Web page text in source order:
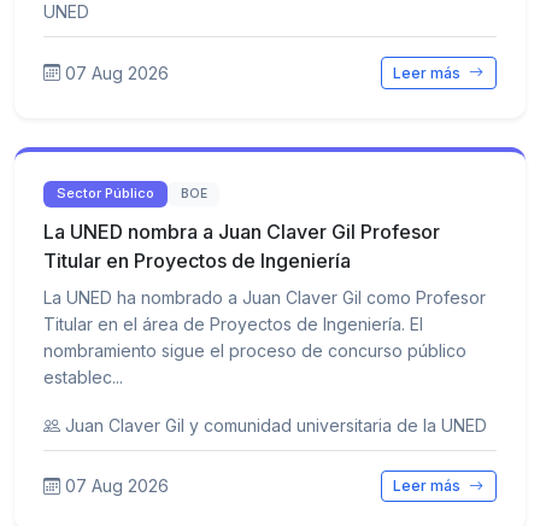
UNED
07 Aug 2026 Leer más
Sector Público BOE
La UNED nombra a Juan Claver Gil Profesor
Titular en Proyectos de Ingeniería
La UNED ha nombrado a Juan Claver Gil como Profesor
Titular en el área de Proyectos de Ingeniería. El
nombramiento sigue el proceso de concurso público
establec...
Juan Claver Gil y comunidad universitaria de la UNED
07 Aug 2026 Leer más